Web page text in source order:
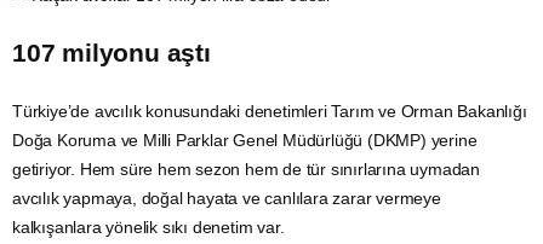
107 milyonu aştı
Türkiye’de avcılık konusundaki denetimleri Tarım ve Orman Bakanlığı
Doğa Koruma ve Milli ParklarGenel Müdürlüğü (DKMP) yerine
getiriyor. Hem süre hem sezon hem de tür sınırlarına uymadan
avcılık yapmaya, doğal hayata ve canlılara zarar vermeye
kalkışanlara yönelik sıkı denetim var.